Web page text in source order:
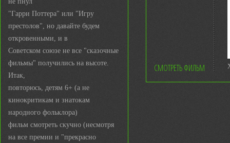
"Гарри Поттера" или "Игру
престолов", но давайте будем
откровенными, и в
Советском союзе не все "сказочные
фильмы" получились на высоте.
Итак,
повторюсь, детям 6+ (а не
кинокритикам и знатокам
народного фольклора)
фильм смотреть скучно (несмотря
на все премии и "прекрасно
СМОТРЕТЬ ФИЛЬМ